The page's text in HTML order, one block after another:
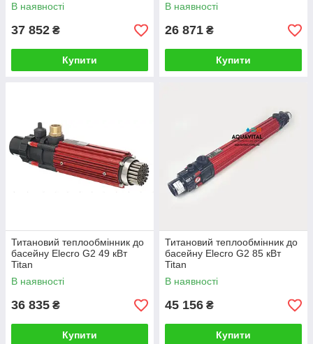
В наявності
37 852 ₴
Купити
В наявності
26 871 ₴
Купити
Титановий теплообмінник до
басейну Elecro G2 49 кВт
Titan
В наявності
36 835 ₴
Купити
Титановий теплообмінник до
басейну Elecro G2 85 кВт
Titan
В наявності
45 156 ₴
Купити